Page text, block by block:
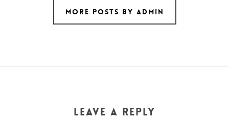
More posts by admin
Leave a Reply